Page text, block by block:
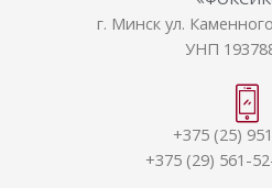
г. Минск ул.
УНП
+375 (25)
+375 (29) 561-